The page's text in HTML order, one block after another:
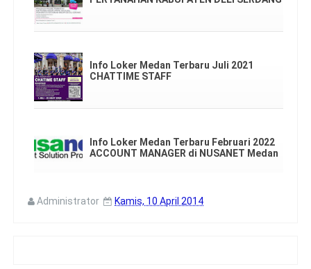
Info Loker Medan Terbaru Juli 2021
CHATTIME STAFF
Info Loker Medan Terbaru Februari 2022
ACCOUNT MANAGER di NUSANET Medan
Administrator Kamis, 10 April 2014